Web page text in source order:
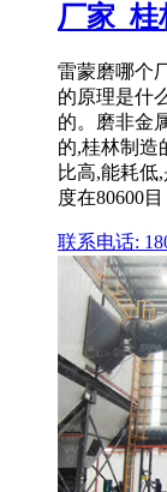
厂家_桂
雷蒙磨哪个
的原理是什
的。磨非金
的,桂林制造
比高,能耗低
度在80600目
联系电话: